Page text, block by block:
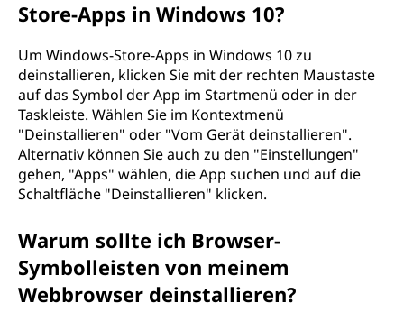
Store-Apps in Windows 10?
Um Windows-Store-Apps in Windows 10 zu
deinstallieren, klicken Sie mit der rechten Maustaste
auf das Symbol der App im Startmenü oder in der
Taskleiste. Wählen Sie im Kontextmenü
"Deinstallieren" oder "Vom Gerät deinstallieren".
Alternativ können Sie auch zu den "Einstellungen"
gehen, "Apps" wählen, die App suchen und auf die
Schaltfläche "Deinstallieren" klicken.
Warum sollte ich Browser-
Symbolleisten von meinem
Webbrowser deinstallieren?